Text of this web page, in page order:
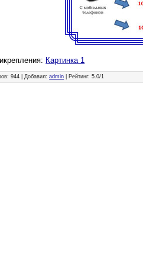
: Картинка 1
: 944 |Добавил:admin Рейтинг:5.0/1